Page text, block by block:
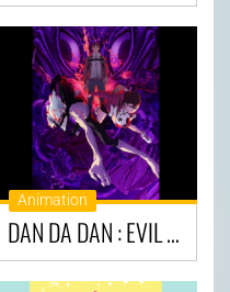
Animation
DAN DA DAN : EVIL EYE